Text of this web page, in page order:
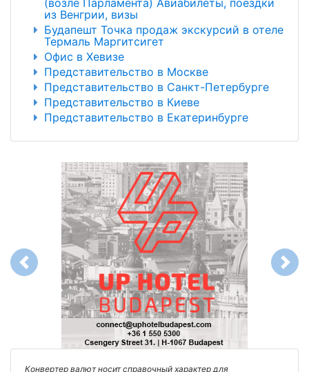
из Венгрии, визы
Будапешт Точка продаж экскурсий в отеле
Термаль Маргитсигет
Офис в Хевизе
Представительство в Москве
Представительство в Санкт-Петербурге
Представительство в Киеве
Представительство в Екатеринбурге
Previous Next
Конвертер валют носит справочный характер для